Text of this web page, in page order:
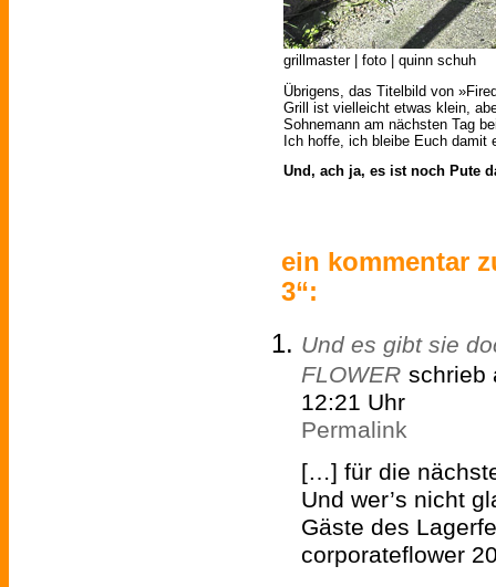
grillmaster | foto | quinn schuh
Übrigens, das Titelbild von
Grill ist vielleicht etwas klein,
Sohnemann am nächsten Tag
Ich hoffe, ich bleibe Euch damit
Und, ach ja, es ist noch Pute
ein kommentar
3“:
Und es gibt sie
FLOWER schrieb
12:21 Uhr
Permalink
[…] für die
Und wer’s nicht
Gäste des
corporateflower